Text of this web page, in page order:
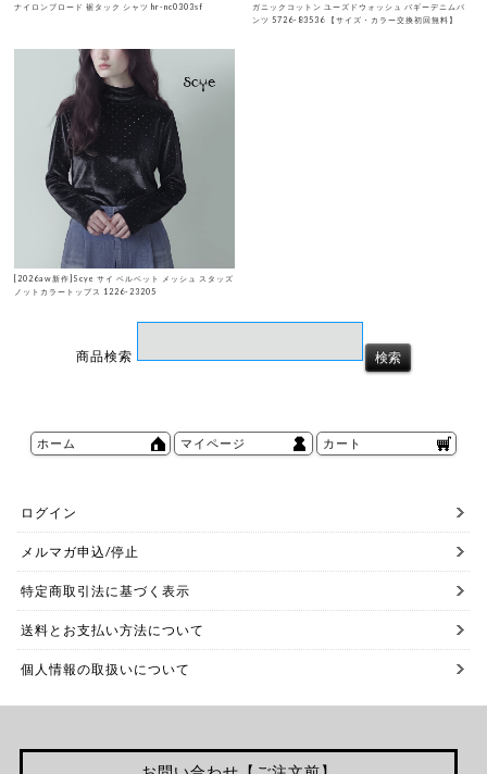
ナイロンブロード 裾タック シャツ hr-nc0303sf
ガニックコットン ユーズドウォッシュ バギーデニムパ
ンツ 5726-83536 【サイズ・カラー交換初回無料】
[2026aw新作]Scye サイ ベルベット メッシュ スタッズ
ノットカラートップス 1226-23205
商品検索
ホーム マイページ カート
ログイン
メルマガ申込/停止
特定商取引法に基づく表示
送料とお支払い方法について
個人情報の取扱いについて